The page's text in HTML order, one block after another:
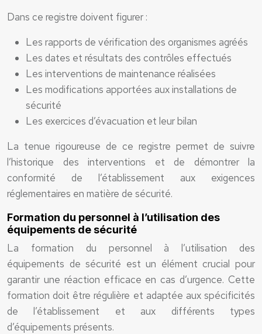
Dans ce registre doivent figurer :
Les rapports de vérification des organismes agréés
Les dates et résultats des contrôles effectués
Les interventions de maintenance réalisées
Les modifications apportées aux installations de
sécurité
Les exercices d’évacuation et leur bilan
La tenue rigoureuse de ce registre permet de suivre
l’historique des interventions et de démontrer la
conformité de l’établissement aux exigences
réglementaires en matière de sécurité.
Formation du personnel à l’utilisation des
équipements de sécurité
La formation du personnel à l’utilisation des
équipements de sécurité est un élément crucial pour
garantir une réaction efficace en cas d’urgence. Cette
formation doit être régulière et adaptée aux spécificités
de l’établissement et aux différents types
d’équipements présents.